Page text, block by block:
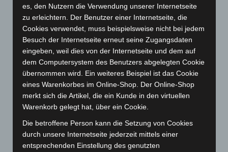
Dezember 2025(103)
November 2025
(114)
Oktober 2025(112)
September 2025(93)
August 2025
Juli 2025(90)
Juni 2025(103)
April 2025
März 2025(111)
es, den Nutzern die Verwendung unserer Internetseite
zu erleichtern. Der Benutzer einer Internetseite, die
Cookies verwendet, muss beispielsweise nicht bei jedem
Besuch der Internetseite erneut seine Zugangsdaten
eingeben, weil dies von der Internetseite und dem auf
dem Computersystem des Benutzers abgelegten Cookie
übernommen wird. Ein weiteres Beispiel ist das Cookie
eines Warenkorbes im Online-Shop. Der Online-Shop
merkt sich die Artikel, die ein Kunde in den virtuellen
Warenkorb gelegt hat, über ein Cookie.
Die betroffene Person kann die Setzung von Cookies
durch unsere Internetseite jederzeit mittels einer
entsprechenden Einstellung des genutzten